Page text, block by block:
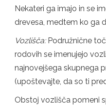
Nekateri ga imajo in se
drevesa, medtem ko ga
Vozlišča:Podružnične
rodovih se imenujejo
najnovejšega skupnega
(upoštevajte, da so ti
Obstoj vozlišča pomeni